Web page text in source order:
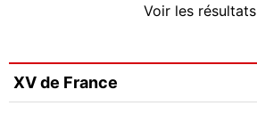
Faris Moumbagna
4%
Voir les résultats
XV de France